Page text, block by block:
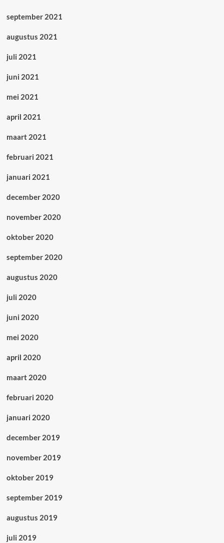
september 2021
augustus 2021
juli 2021
juni 2021
mei 2021
april 2021
maart 2021
februari 2021
januari 2021
december 2020
november 2020
oktober 2020
september 2020
augustus 2020
juli 2020
juni 2020
mei 2020
april 2020
maart 2020
februari 2020
januari 2020
december 2019
november 2019
oktober 2019
september 2019
augustus 2019
juli 2019